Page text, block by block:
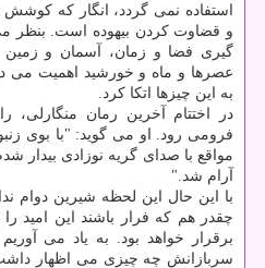
استفاده نمی گردد، انگار كه
و قضاوت كردن بیهوده است. بنظر
گیری فضا و زمان، آسمان و زمین
عصرها و ماه و خورشید اهمیت می
به این چیزها اتكا كرد.
در اختتام آخرین رمان منگارلی،
فرومی رود. او می گوید: "با بوی
مواقع با صدای گریه نوزادی بیدار
آرام شد."
با این حال این لحظه شیرین دوام
چقدر هم كه فرار باشند این امید
برقرار خواهد بود. به یاد می
سربازانش چه چیزی می اظهار